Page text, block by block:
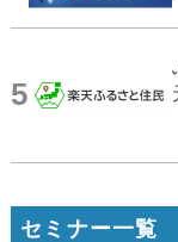
5
セミナー一覧